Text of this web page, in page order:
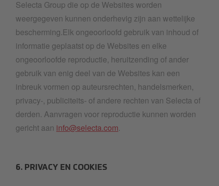
Selecta Group die op de Websites worden
weergegeven kunnen onderhevig zijn aan wettelijke
bescherming.Elk ongeoorloofd gebruik van inhoud of
informatie geplaatst op de Websites en elke
ongeoorloofde reproductie, heruitzending of ander
gebruik van enig deel van de Websites kan een
inbreuk vormen op auteursrechten, handelsmerken,
privacy-, publiciteits- of andere rechten van Selecta of
derden. Aanvragen voor reproductie kunnen worden
gericht aan info@selecta.com.
6. PRIVACY EN COOKIES